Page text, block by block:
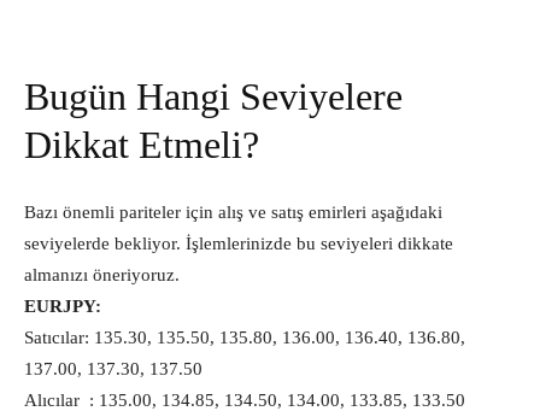
Bugün Hangi Seviyelere
Dikkat Etmeli?
Bazı önemli pariteler için alış ve satış emirleri aşağıdaki
seviyelerde bekliyor. İşlemlerinizde bu seviyeleri dikkate
almanızı öneriyoruz.
EURJPY:
Satıcılar: 135.30, 135.50, 135.80, 136.00, 136.40, 136.80,
137.00, 137.30, 137.50
Alıcılar : 135.00, 134.85, 134.50, 134.00, 133.85, 133.50